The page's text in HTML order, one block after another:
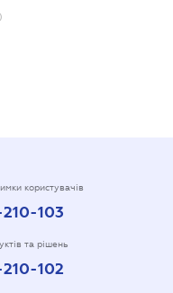
користувачів
103
та рішень
102